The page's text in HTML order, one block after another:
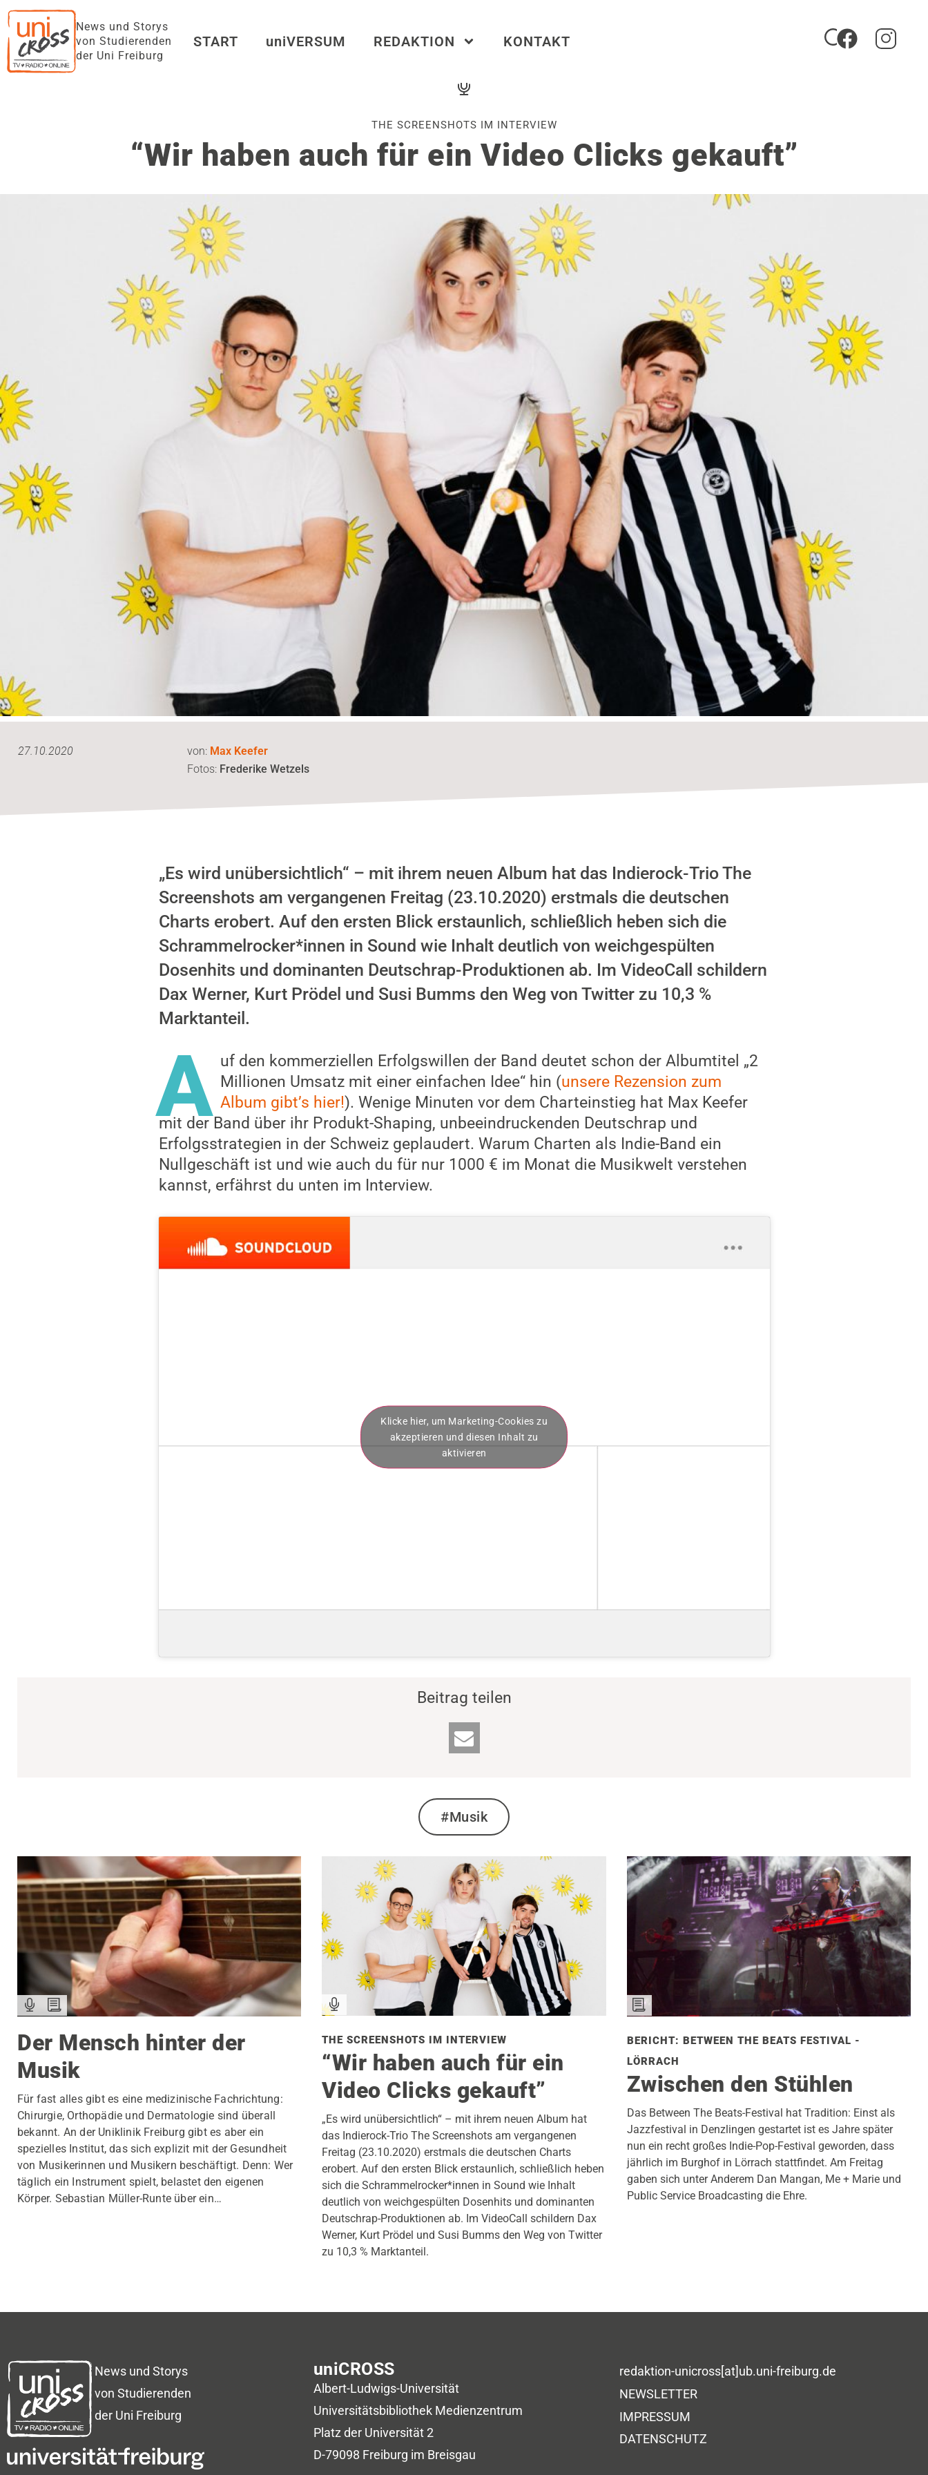
News und Storys
von Studierenden
der Uni Freiburg
START uniVERSUM REDAKTION KONTAKT
THE SCREENSHOTS IM INTERVIEW
“Wir haben auch für ein Video Clicks gekauft”
27.10.2020 von: Max Keefer
Fotos: Frederike Wetzels
„Es wird unübersichtlich“ – mit ihrem neuen Album hat das Indierock-Trio The
Screenshots am vergangenen Freitag (23.10.2020) erstmals die deutschen
Charts erobert. Auf den ersten Blick erstaunlich, schließlich heben sich die
Schrammelrocker*innen in Sound wie Inhalt deutlich von weichgespülten
Dosenhits und dominanten Deutschrap-Produktionen ab. Im VideoCall schildern
Dax Werner, Kurt Prödel und Susi Bumms den Weg von Twitter zu 10,3 %
Marktanteil.
A uf den kommerziellen Erfolgswillen der Band deutet schon der Albumtitel „2
Millionen Umsatz mit einer einfachen Idee“ hin (unsere Rezension zum
Album gibt’s hier!). Wenige Minuten vor dem Charteinstieg hat Max Keefer
mit der Band über ihr Produkt-Shaping, unbeeindruckenden Deutschrap und
Erfolgsstrategien in der Schweiz geplaudert. Warum Charten als Indie-Band ein
Nullgeschäft ist und wie auch du für nur 1000 € im Monat die Musikwelt verstehen
kannst, erfährst du unten im Interview.
Klicke hier, um Marketing-Cookies zu
akzeptieren und diesen Inhalt zu
aktivieren
Beitrag teilen
#Musik
Der Mensch hinter der
Musik
Für fast alles gibt es eine medizinische Fachrichtung:
Chirurgie, Orthopädie und Dermatologie sind überall
bekannt. An der Uniklinik Freiburg gibt es aber ein
spezielles Institut, das sich explizit mit der Gesundheit
von Musikerinnen und Musikern beschäftigt. Denn: Wer
täglich ein Instrument spielt, belastet den eigenen
Körper. Sebastian Müller-Runte über ein…
THE SCREENSHOTS IM INTERVIEW
“Wir haben auch für ein
Video Clicks gekauft”
„Es wird unübersichtlich“ – mit ihrem neuen Album hat
das Indierock-Trio The Screenshots am vergangenen
Freitag (23.10.2020) erstmals die deutschen Charts
erobert. Auf den ersten Blick erstaunlich, schließlich heben
sich die Schrammelrocker*innen in Sound wie Inhalt
deutlich von weichgespülten Dosenhits und dominanten
Deutschrap-Produktionen ab. Im VideoCall schildern Dax
Werner, Kurt Prödel und Susi Bumms den Weg von Twitter
zu 10,3 % Marktanteil.
BERICHT: BETWEEN THE BEATS FESTIVAL -
LÖRRACH
Zwischen den Stühlen
Das Between The Beats-Festival hat Tradition: Einst als
Jazzfestival in Denzlingen gestartet ist es Jahre später
nun ein recht großes Indie-Pop-Festival geworden, dass
jährlich im Burghof in Lörrach stattfindet. Am Freitag
gaben sich unter Anderem Dan Mangan, Me + Marie und
Public Service Broadcasting die Ehre.
News und Storys
von Studierenden
der Uni Freiburg
uniCROSS
Albert-Ludwigs-Universität
Universitätsbibliothek Medienzentrum
Platz der Universität 2
D-79098 Freiburg im Breisgau
redaktion-unicross[at]ub.uni-freiburg.de
NEWSLETTER
IMPRESSUM
DATENSCHUTZ